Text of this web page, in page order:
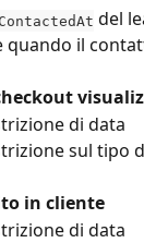
del
quando il
di data
sul tipo
in cliente
di data